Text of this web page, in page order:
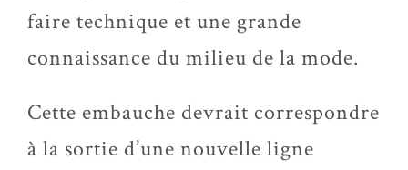
faire technique et une grande
connaissance du milieu de la mode.
Cette embauche devrait correspondre
à la sortie d’une nouvelle ligne